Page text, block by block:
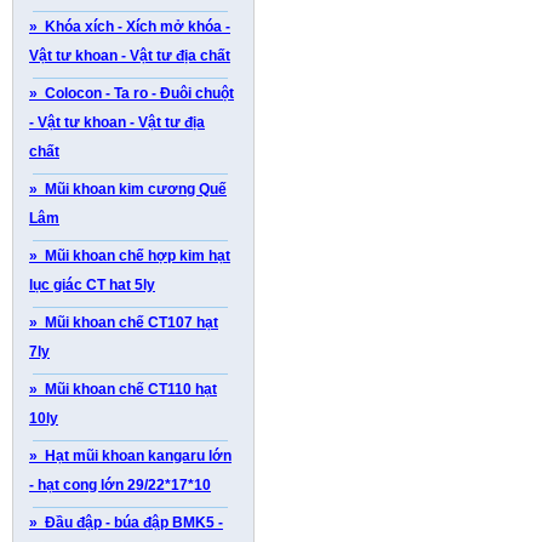
» Khóa xích - Xích mở khóa -
Vật tư khoan - Vật tư địa chất
» Colocon - Ta ro - Đuôi chuột
- Vật tư khoan - Vật tư địa
chất
» Mũi khoan kim cương Quế
Lâm
» Mũi khoan chế hợp kim hạt
lục giác CT hat 5ly
» Mũi khoan chế CT107 hạt
7ly
» Mũi khoan chế CT110 hạt
10ly
» Hạt mũi khoan kangaru lớn
- hạt cong lớn 29/22*17*10
» Đầu đập - búa đập BMK5 -